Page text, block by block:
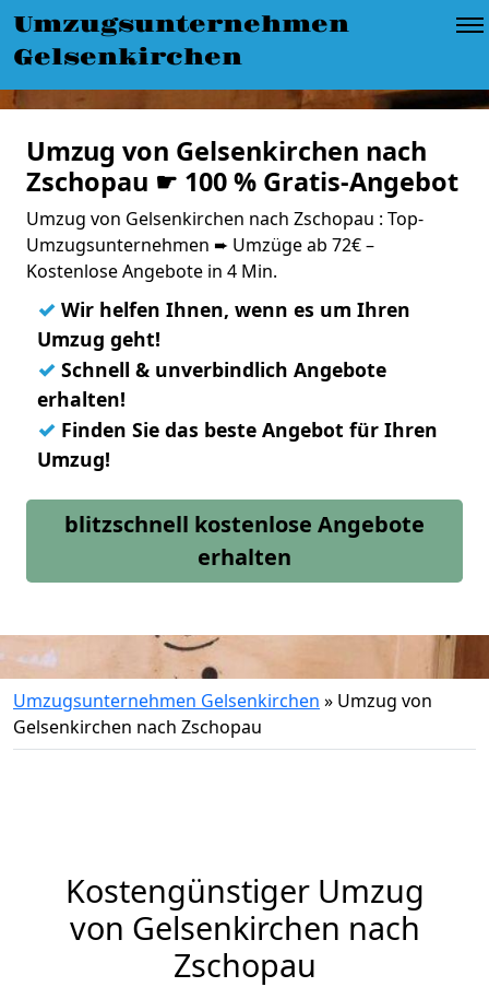
Umzugsunternehmen
Gelsenkirchen
Umzug von Gelsenkirchen nach
Zschopau ☛ 100 % Gratis-Angebot
Umzug von Gelsenkirchen nach Zschopau : Top-
Umzugsunternehmen ➨ Umzüge ab 72€ –
Kostenlose Angebote in 4 Min.
✓ Wir helfen Ihnen, wenn es um Ihren
Umzug geht!
✓ Schnell & unverbindlich Angebote
erhalten!
✓ Finden Sie das beste Angebot für Ihren
Umzug!
blitzschnell kostenlose Angebote
erhalten
Umzugsunternehmen Gelsenkirchen » Umzug von
Gelsenkirchen nach Zschopau
Kostengünstiger Umzug
von Gelsenkirchen nach
Zschopau